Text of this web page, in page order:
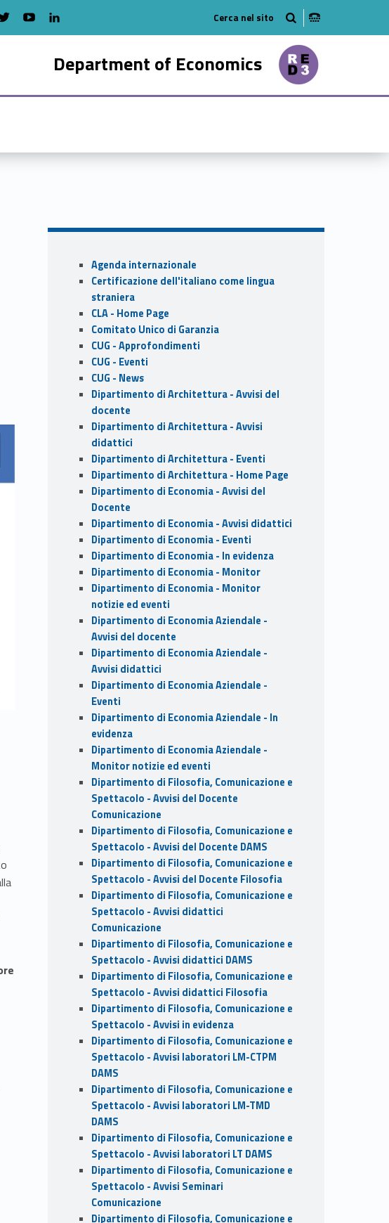
Department of Economics
primary-65737-21
on Instagram
WebMan on TwitterWebMan on Youtube
Sidebar
Agenda internazionale
Certificazione dell'italiano come lingua
straniera
CLA - Home Page
Comitato Unico di Garanzia
CUG - Approfondimenti
CUG - Eventi
CUG - News
Dipartimento di Architettura - Avvisi del
docente
Dipartimento di Architettura - Avvisi
didattici
Dipartimento di Architettura - Eventi
Dipartimento di Architettura - Home Page
Dipartimento di Economia - Avvisi del
Docente
Dipartimento di Economia - Avvisi didattici
Dipartimento di Economia - Eventi
Dipartimento di Economia - In evidenza
Dipartimento di Economia - Monitor
Dipartimento di Economia - Monitor
notizie ed eventi
Dipartimento di Economia Aziendale -
Avvisi del docente
Dipartimento di Economia Aziendale -
Avvisi didattici
Dipartimento di Economia Aziendale -
Eventi
Dipartimento di Economia Aziendale - In
evidenza
Dipartimento di Economia Aziendale -
Monitor notizie ed eventi
Dipartimento di Filosofia, Comunicazione e
Spettacolo - Avvisi del Docente
Comunicazione
Dipartimento di Filosofia, Comunicazione e
Spettacolo - Avvisi del Docente DAMS
Dipartimento di Filosofia, Comunicazione e
Spettacolo - Avvisi del Docente Filosofia
Dipartimento di Filosofia, Comunicazione e
Spettacolo - Avvisi didattici
Comunicazione
Dipartimento di Filosofia, Comunicazione e
Spettacolo - Avvisi didattici DAMS
Dipartimento di Filosofia, Comunicazione e
Spettacolo - Avvisi didattici Filosofia
Dipartimento di Filosofia, Comunicazione e
Spettacolo - Avvisi in evidenza
Dipartimento di Filosofia, Comunicazione e
Spettacolo - Avvisi laboratori LM-CTPM
DAMS
Dipartimento di Filosofia, Comunicazione e
Spettacolo - Avvisi laboratori LM-TMD
DAMS
Dipartimento di Filosofia, Comunicazione e
Spettacolo - Avvisi laboratori LT DAMS
Dipartimento di Filosofia, Comunicazione e
Spettacolo - Avvisi Seminari
Comunicazione
Dipartimento di Filosofia, Comunicazione e